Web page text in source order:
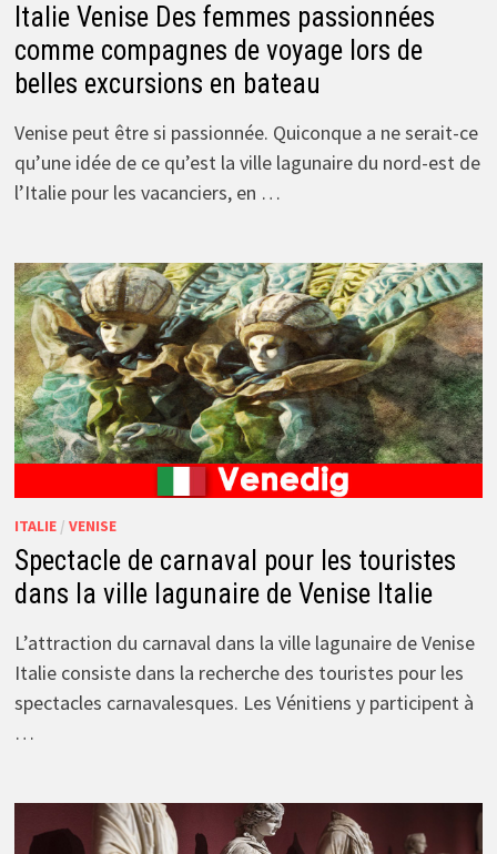
Italie Venise Des femmes passionnées
comme compagnes de voyage lors de
belles excursions en bateau
Venise peut être si passionnée. Quiconque a ne serait-ce
qu’une idée de ce qu’est la ville lagunaire du nord-est de
l’Italie pour les vacanciers, en …
ITALIE/ VENISE
Spectacle de carnaval pour les touristes
dans la ville lagunaire de Venise Italie
L’attraction du carnaval dans la ville lagunaire de Venise
Italie consiste dans la recherche des touristes pour les
spectacles carnavalesques. Les Vénitiens y participent à
…